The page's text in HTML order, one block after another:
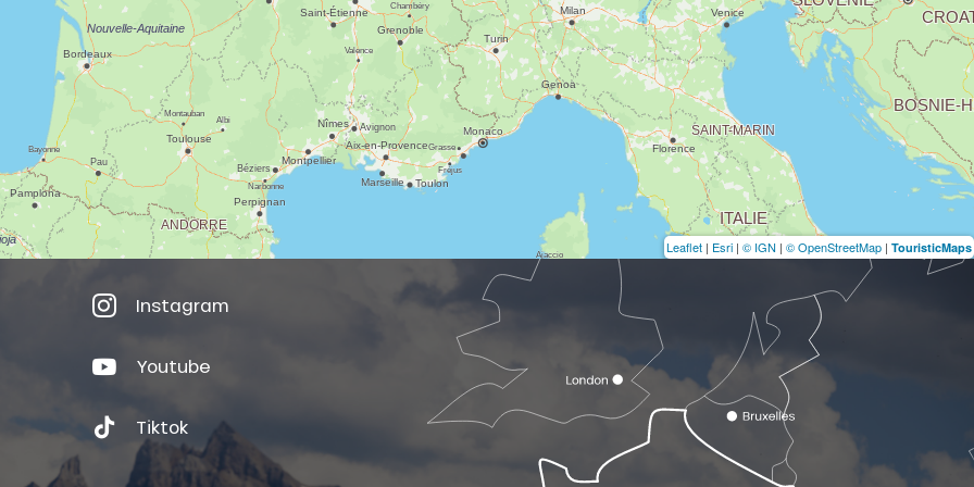
Leaflet | Esri | © IGN | © OpenStreetMap | TouristicMaps
Instagram
Youtube
Tiktok